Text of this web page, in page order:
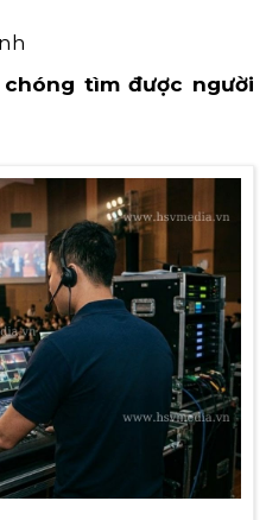
chóng tìm được người